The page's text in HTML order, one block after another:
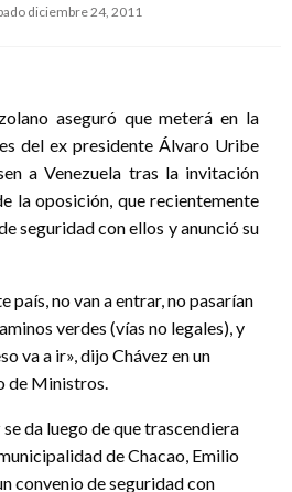
diciembre 24, 2011
aseguró que meterá en la
del ex presidente Álvaro Uribe
a Venezuela tras la invitación
la oposición, que recientemente
seguridad con ellos y anunció su
país, no van a entrar, no pasarían
verdes (vías no legales), y
va a ir», dijo Chávez en un
de Ministros.
se da luego de que trascendiera
de Chacao, Emilio
convenio de seguridad con